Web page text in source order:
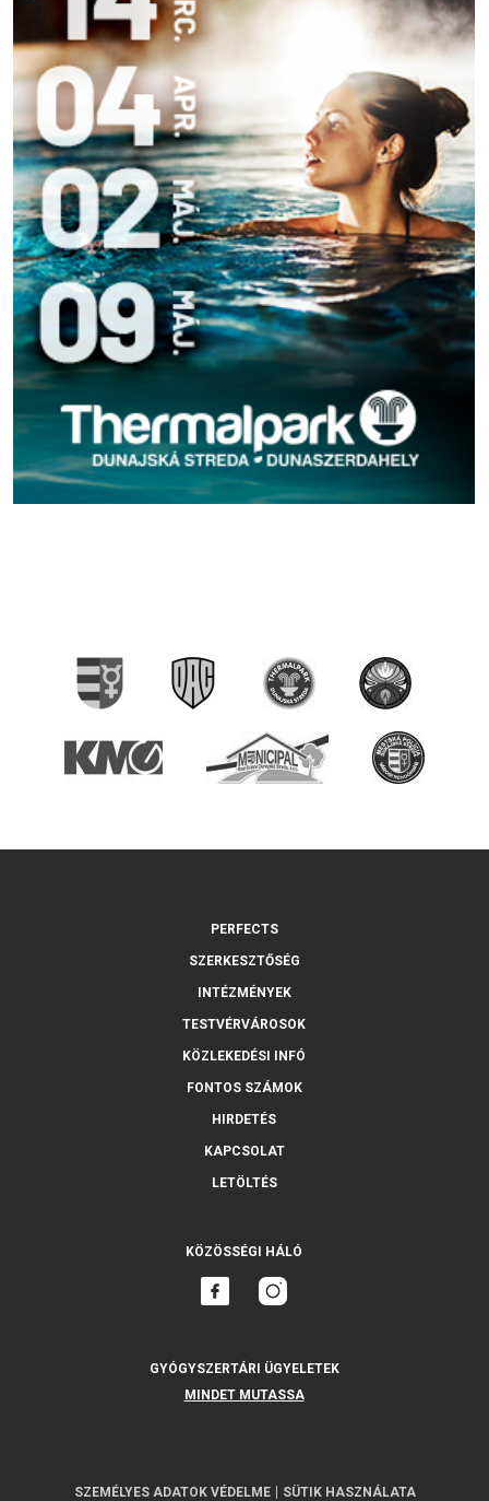
PERFECTS
SZERKESZTŐSÉG
INTÉZMÉNYEK
TESTVÉRVÁROSOK
KÖZLEKEDÉSI INFÓ
FONTOS SZÁMOK
HIRDETÉS
KAPCSOLAT
LETÖLTÉS
KÖZÖSSÉGI HÁLÓ
GYÓGYSZERTÁRI ÜGYELETEK
MINDET MUTASSA
SZEMÉLYES ADATOK VÉDELME SÜTIK HASZNÁLATA